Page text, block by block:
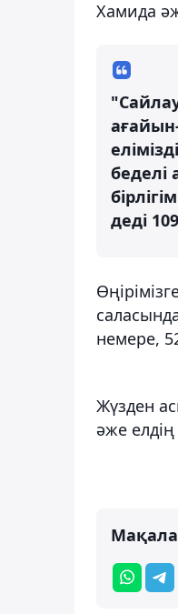
Хамида
беделі
деді
немере,
Жүзден
әже